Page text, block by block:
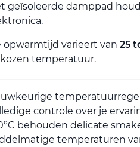
geïsoleerde damppad
opwarmtijd varieert van 25
temperatuur.
controle over je
behouden delicate
temperaturen